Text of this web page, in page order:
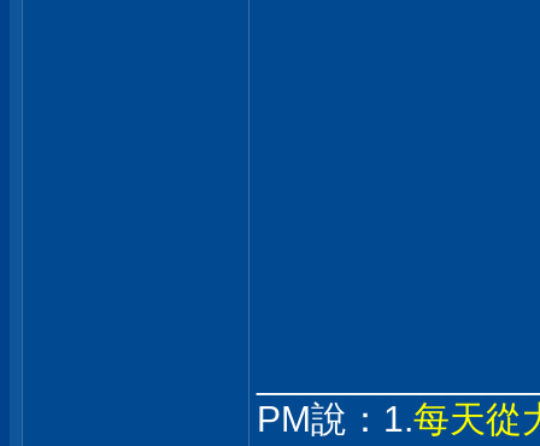
PM說：1.每天從